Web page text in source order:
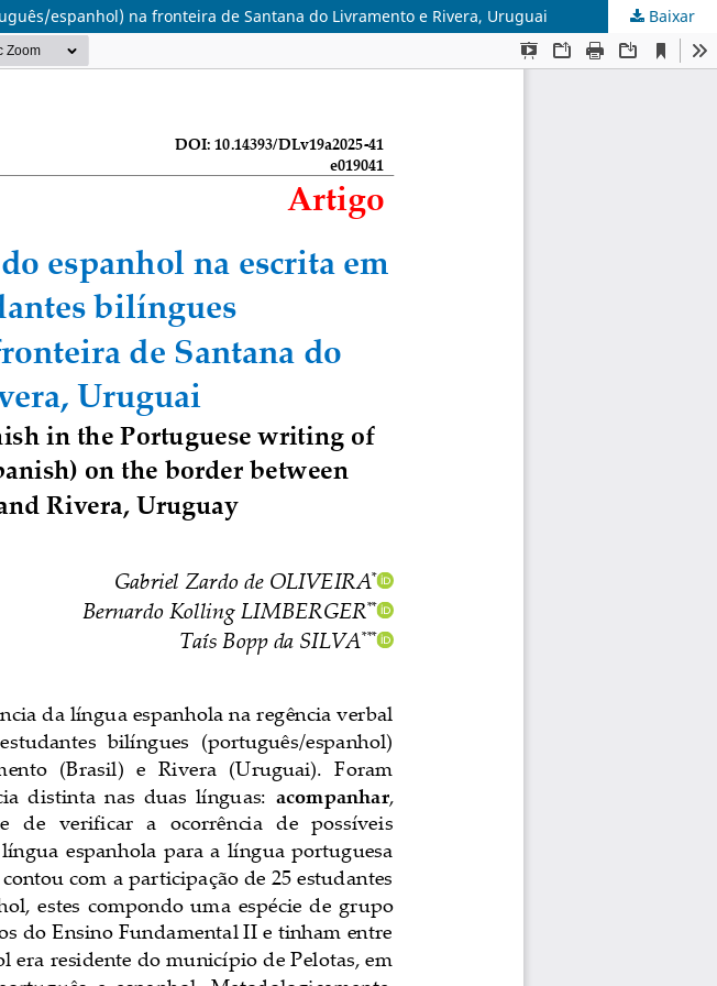
espanhol) na fronteira de Santana do Livramento e Rivera, Uruguai Baixar